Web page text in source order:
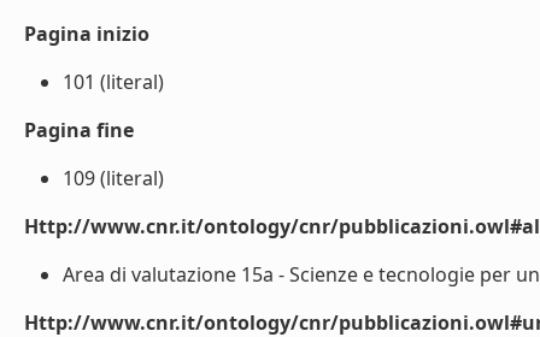
Pagina inizio
101 (literal)
Pagina fine
109 (literal)
Http://www.cnr.it/ontology/cnr/
Area di valutazione 15a - Scienze e tecnologie per
Http://www.cnr.it/ontology/cnr/